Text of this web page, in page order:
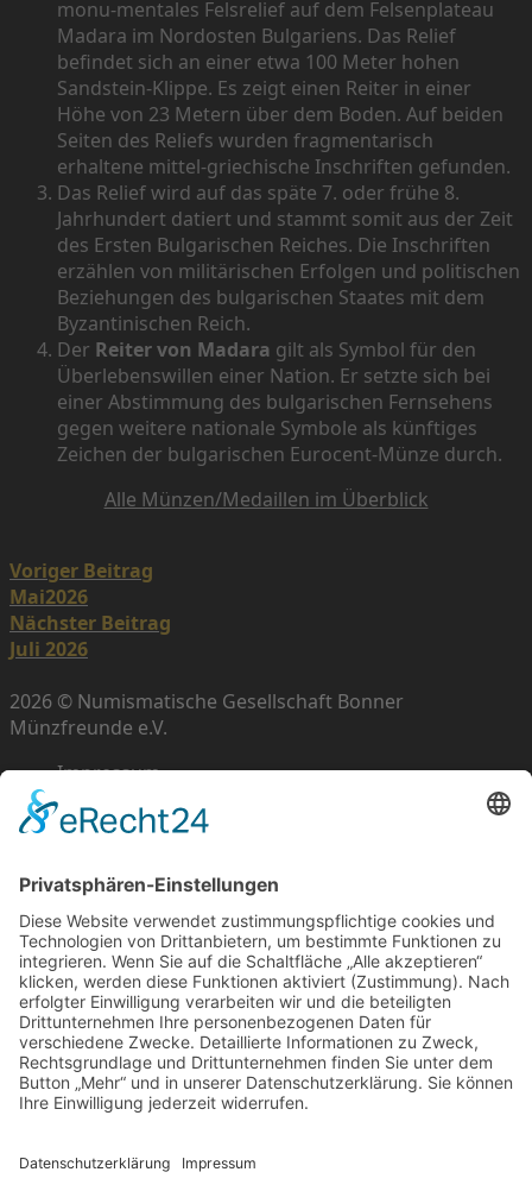
monu-mentales Felsrelief auf dem Felsenplateau
Madara im Nordosten Bulgariens. Das Relief
befindet sich an einer etwa 100 Meter hohen
Sandstein-Klippe. Es zeigt einen Reiter in einer
Höhe von 23 Metern über dem Boden. Auf beiden
Seiten des Reliefs wurden fragmentarisch
erhaltene mittel-griechische Inschriften gefunden.
Das Relief wird auf das späte 7. oder frühe 8.
Jahrhundert datiert und stammt somit aus der Zeit
des Ersten Bulgarischen Reiches. Die Inschriften
erzählen von militärischen Erfolgen und politischen
Beziehungen des bulgarischen Staates mit dem
Byzantinischen Reich.
Der Reiter von Madara gilt als Symbol für den
Überlebenswillen einer Nation. Er setzte sich bei
einer Abstimmung des bulgarischen Fernsehens
gegen weitere nationale Symbole als künftiges
Zeichen der bulgarischen Eurocent-Münze durch.
Alle Münzen/Medaillen im Überblick
navigation
Voriger Beitrag
Mai2026
Nächster Beitrag
Juli 2026
2026 © Numismatische Gesellschaft Bonner
Münzfreunde e.V.
Impressum
Datenschutz
Cookie-Einstellungen
to
top